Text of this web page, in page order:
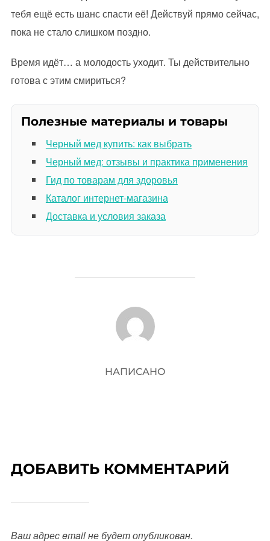
тебя ещё есть шанс спасти её! Действуй прямо сейчас,
пока не стало слишком поздно.
Время идёт… а молодость уходит. Ты действительно
готова с этим смириться?
Полезные материалы и товары
Черный мед купить: как выбрать
Черный мед: отзывы и практика применения
Гид по товарам для здоровья
Каталог интернет-магазина
Доставка и условия заказа
АВТОР ЗАПИСИ
НАПИСАНО
ДОБАВИТЬ КОММЕНТАРИЙ
Ваш адрес email не будет опубликован.